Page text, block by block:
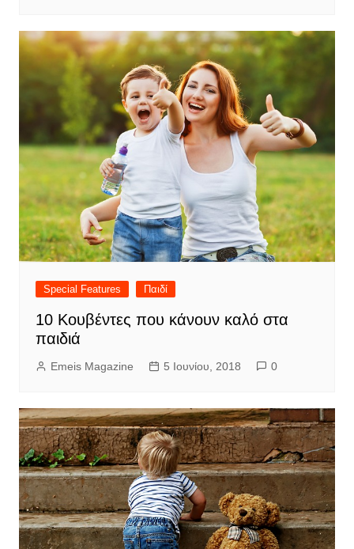
Special Features Παιδί
10 Κουβέντες που κάνουν καλό στα
παιδιά
Emeis Magazine 5 Ιουνίου, 2018 0